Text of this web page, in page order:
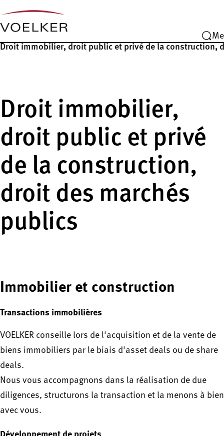
Droit immobilier, droit public et privé de la construction,
Droit immobilier,
droit public et privé
de la construction,
droit des marchés
publics
Immobilier et construction
Transactions immobilières
VOELKER conseille lors de l'acquisition et de la vente de
biens immobiliers par le biais d'asset deals ou de share
deals.
Nous vous accompagnons dans la réalisation de due
diligences, structurons la transaction et la menons à bien
avec vous.
Développement de projets